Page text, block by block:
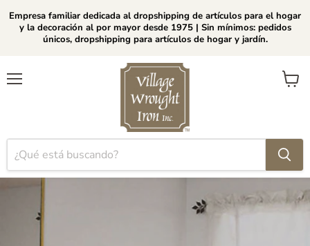
Empresa familiar dedicada al dropshipping de artículos para el hogar
y la decoración al por mayor desde 1975 | Sin mínimos: pedidos
únicos, dropshipping para artículos de hogar y jardín.
Ver